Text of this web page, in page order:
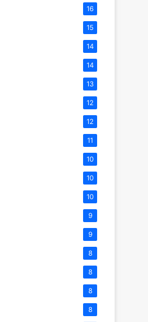
16
15
14
14
13
12
12
11
10
10
10
9
9
8
8
8
8